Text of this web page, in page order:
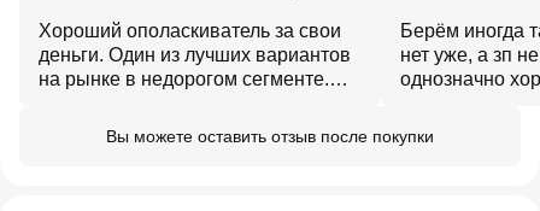
Хороший ополаскиватель за свои
деньги. Один из лучших вариантов
на рынке в недорогом сегменте.
Берём иногда
нет уже, а зп
однозначно
Вы можете оставить отзыв после покупки